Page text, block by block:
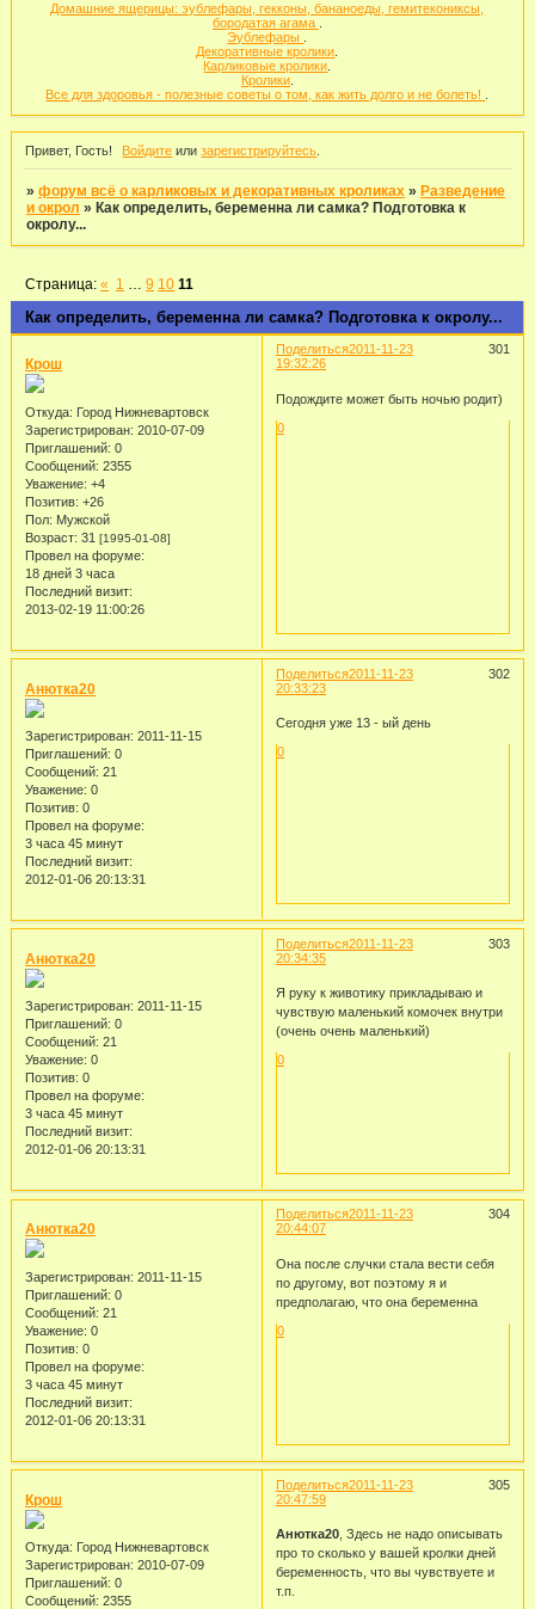
Домашние ящерицы: эублефары, гекконы, бананоеды, гемитекониксы,
бородатая агама
Эублефары
Декоративные кролики
Карликовые кролики
Кролики.
Все для здоровья - полезные советы о том, как жить долго и не болеть!
Привет, Гость! Войдите илизарегистрируйтесь
»форум всё о карликовых и декоративных кроликах » Разведение
и окрол » Как определить, беременна ли самка? Подготовка к
окролу...
Как определить, беременна ли самка? Подготовка к окролу...
Страница:« 1 … 9 10 11
Поделиться 301
2011-11-23
19:32:26
Крош
Откуда: Город Нижневартовск
Зарегистрирован: 2010-07-09
Приглашений: 0
Сообщений: 2355
Уважение: +4
Позитив: +26
Пол: Мужской
Возраст: 31 [1995-01-08]
Провел на форуме:
18 дней 3 часа
Последний визит:
2013-02-19 11:00:26
Подождите может быть ночью родит)
0
Поделиться 302
2011-11-23
20:33:23
Анютка20
Зарегистрирован: 2011-11-15
Приглашений: 0
Сообщений: 21
Уважение: 0
Позитив: 0
Провел на форуме:
3 часа 45 минут
Последний визит:
2012-01-06 20:13:31
Сегодня уже 13 - ый день
0
Поделиться 303
2011-11-23
20:34:35
Анютка20
Зарегистрирован: 2011-11-15
Приглашений: 0
Сообщений: 21
Уважение: 0
Позитив: 0
Провел на форуме:
3 часа 45 минут
Последний визит:
2012-01-06 20:13:31
Я руку к животику прикладываю и
чувствую маленький комочек внутри
(очень очень маленький)
0
Поделиться 304
2011-11-23
20:44:07
Анютка20
Зарегистрирован: 2011-11-15
Приглашений: 0
Сообщений: 21
Уважение: 0
Позитив: 0
Провел на форуме:
3 часа 45 минут
Последний визит:
2012-01-06 20:13:31
Она после случки стала вести себя
по другому, вот поэтому я и
предполагаю, что она беременна
0
Поделиться 305
2011-11-23
20:47:59
Крош
Откуда: Город Нижневартовск
Зарегистрирован: 2010-07-09
Приглашений: 0
Сообщений: 2355
Анютка20, Здесь не надо описывать
про то сколько у вашей кролки дней
беременность, что вы чувствуете и
т.п.